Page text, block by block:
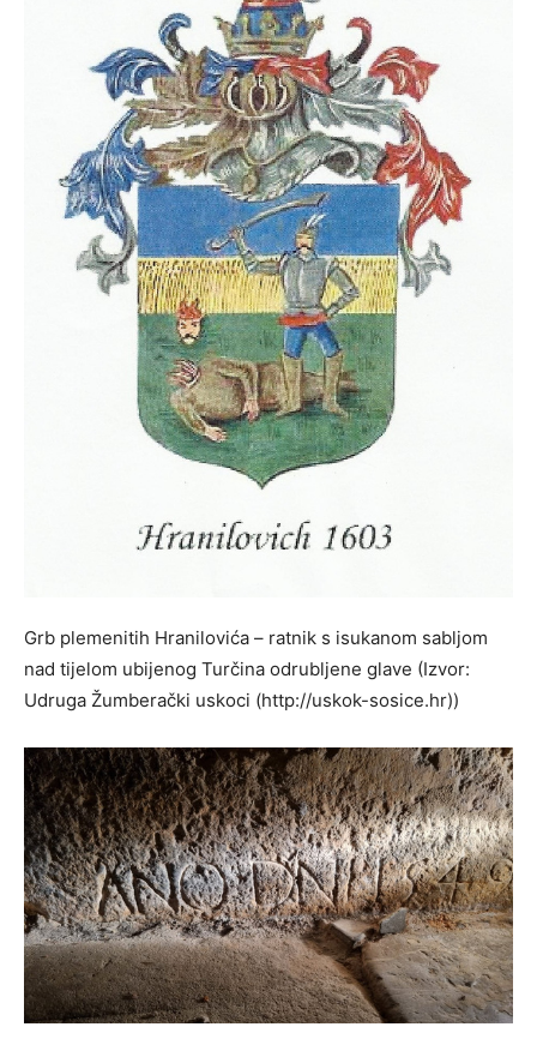
Grb plemenitih Hranilovića – ratnik s isukanom sabljom
nad tijelom ubijenog Turčina odrubljene glave (Izvor:
Udruga Žumberački uskoci (http://uskok-sosice.hr))